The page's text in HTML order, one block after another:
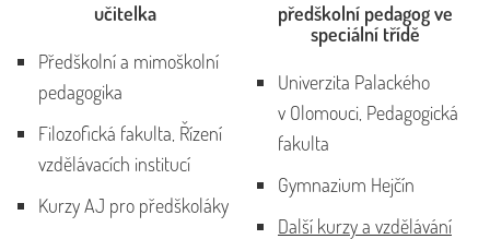
učitelka
Předškolní a mimoškolní
pedagogika
Filozofická fakulta, Řízení
vzdělávacích institucí
Kurzy AJ pro předškoláky
předškolní pedagog ve
speciální třídě
Univerzita Palackého
v Olomouci, Pedagogická
fakulta
Gymnazium Hejčín
Další kurzy a vzdělávání